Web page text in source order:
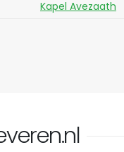
Kapel Avezaath